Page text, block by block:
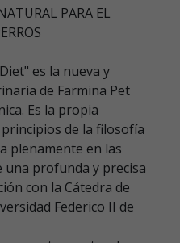
PARA EL
es la nueva y
de Farmina Pet
Es la propia
de la filosofía
plenamente en las
una profunda y precisa
con la Cátedra de
Federico II de